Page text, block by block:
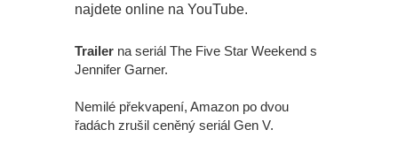
najdete online na YouTube.
Trailer na seriál The Five Star Weekend s
Jennifer Garner.
Nemilé překvapení, Amazon po dvou
řadách zrušil ceněný seriál Gen V.